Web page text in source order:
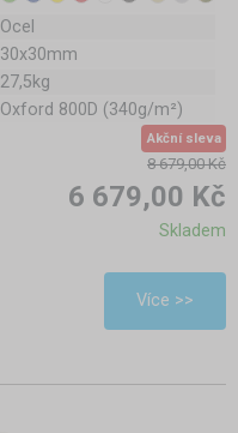
Ocel
30x30mm
27,5kg
Oxford 800D (340g/m²)
Akční sleva
8 679,00 Kč
6 679,00 Kč
Skladem
Více >>